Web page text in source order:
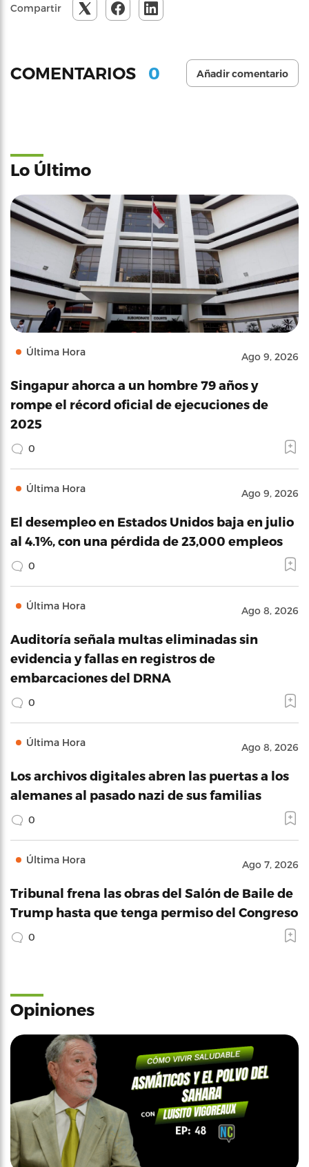
Compartir
COMENTARIOS 0 Añadir comentario
Lo Último
Última Hora Ago 9, 2026
Singapur ahorca a un hombre 79 años y
rompe el récord oficial de ejecuciones de
2025
0
Última Hora Ago 9, 2026
El desempleo en Estados Unidos baja en julio
al 4.1%, con una pérdida de 23,000 empleos
0
Última Hora Ago 8, 2026
Auditoría señala multas eliminadas sin
evidencia y fallas en registros de
embarcaciones del DRNA
0
Última Hora Ago 8, 2026
Los archivos digitales abren las puertas a los
alemanes al pasado nazi de sus familias
0
Última Hora Ago 7, 2026
Tribunal frena las obras del Salón de Baile de
Trump hasta que tenga permiso del Congreso
0
Opiniones